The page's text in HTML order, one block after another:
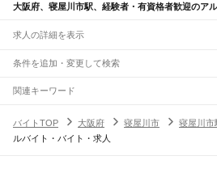
大阪府、寝屋川市駅、経験者・有資格者歓迎のア
求人の詳細を表示
条件を追加・変更して検索
市区町村を追加・変更
大阪府すべて
大阪市すべて
駅を追加・変更
職種を追加・変更
関連キーワード
バイトTOP
大阪府 寝屋川市 寝屋川市
ルバイト・バイト・求人